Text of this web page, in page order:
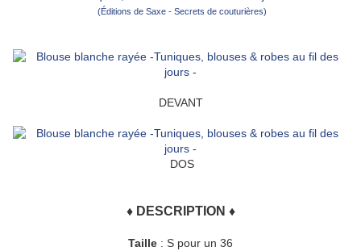
(Éditions de Saxe - Secrets de couturières)
DEVANT
DOS
♦ DESCRIPTION ♦
Taille : S pour un 36